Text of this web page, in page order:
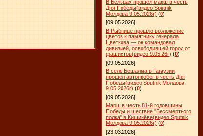
В Бельцах прошёл марш в честь
Дня Победы(видео Sputnik
Молдова 9.05.2026г) (0)
[09.05.2026]
В Рыбнице прошло возложение
цветов к памятнику генерала
Цветкова — он командовал
дивизией, освободившей город от
фашистов(видео 9.05.26г) (0)
[09.05.2026]
В селе Бешалма в Гагаузии
прошёл автопробег в честь Дня
Победы(видео Sputnik Молдова
9.05.2026г) (0)
[09.05.2026]
Марш в честь 81-й годовщины
Победы и шествие "Бессмертного
полка" в Кишинёве(видео Sputnik
Молдова 9.05.2026г) (0)
[23.03.2026]